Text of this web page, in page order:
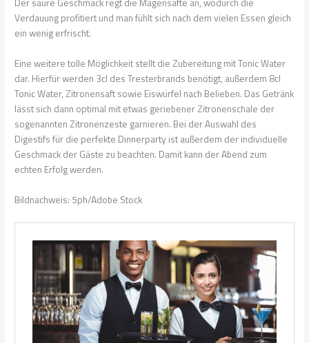
Der saure Geschmack regt die Magensäfte an, wodurch die
Verdauung profitiert und man fühlt sich nach dem vielen Essen gleich
ein wenig erfrischt.
Eine weitere tolle Möglichkeit stellt die Zubereitung mit Tonic Water
dar. Hierfür werden 3cl des Tresterbrands benötigt, außerdem 8cl
Tonic Water, Zitronensaft sowie Eiswürfel nach Belieben. Das Getränk
lässt sich dann optimal mit etwas geriebener Zitronenschale der
sogenannten Zitronenzeste garnieren. Bei der Auswahl des
Digestifs für die perfekte Dinnerparty ist außerdem der individuelle
Geschmack der Gäste zu beachten. Damit kann der Abend zum
echten Erfolg werden.
Bildnachweis: 5ph/Adobe Stock